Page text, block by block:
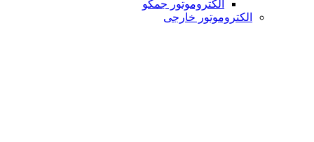
الکتروموتور جمکو
الکتروموتور خارجی